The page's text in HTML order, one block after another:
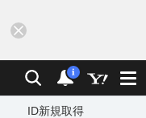
検索 通知
i
ID新規取得